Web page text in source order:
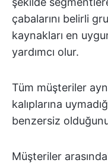
çabalarını belirli
kaynakları en
yardımcı olur.
Tüm müşteriler
kalıplarına
benzersiz
Müşteriler